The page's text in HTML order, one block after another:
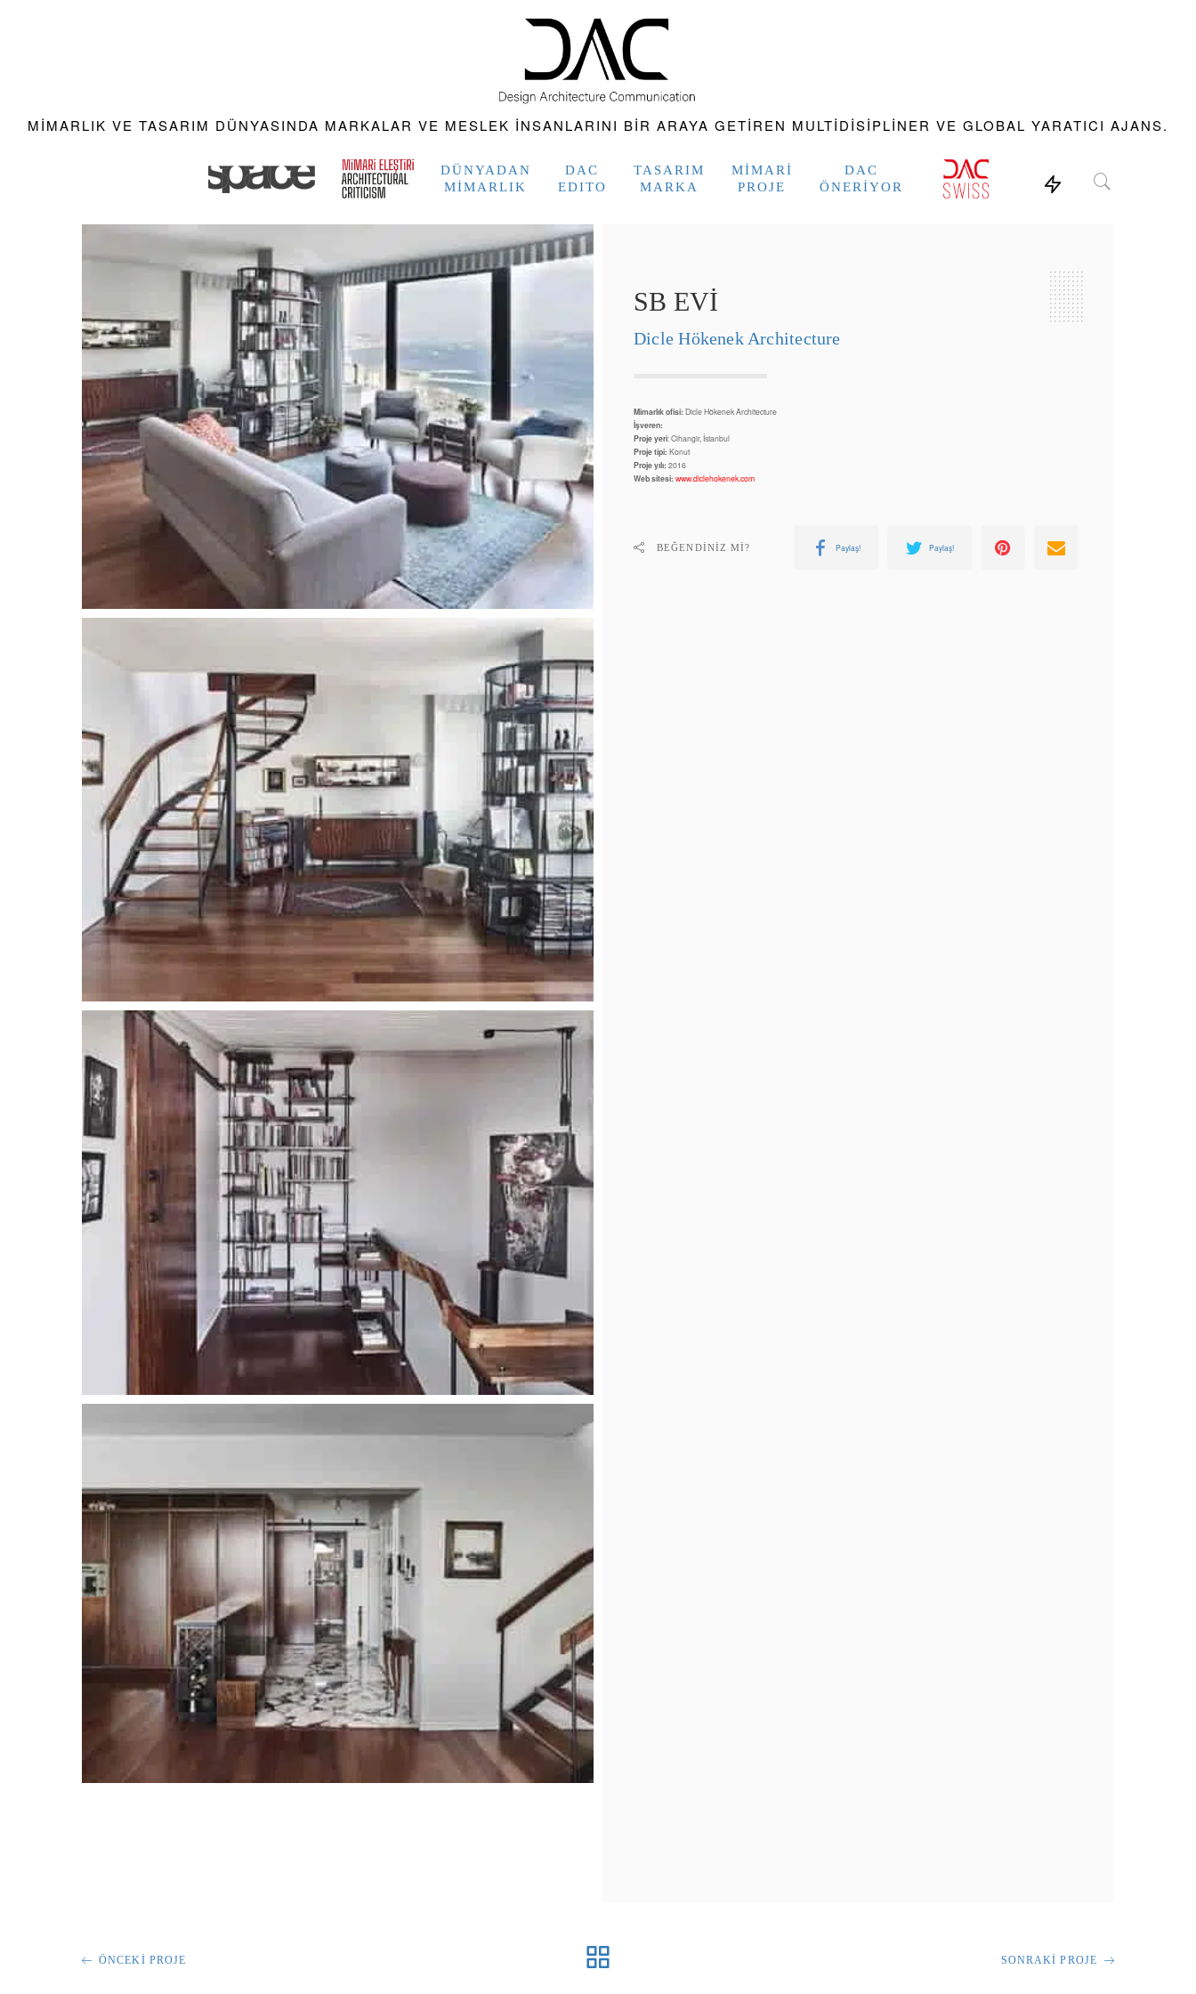
MIMARLIK VE TASARIM DÜNYASINDA MARKALAR VE MESLEK INSANLARINI BIR ARAYA GETIREN MULTIDISIPLINER VE GLOBAL YARATICI AJANS.
DÜNYADAN
MIMARLIK
DAC
EDITO
TASARIM
MARKA
MIMARI
PROJE
DAC
ÖNERIYOR
SB EVİ
Dicle Hökenek Architecture
Mimarlık ofisi: Dicle Hökenek Architecture
İşveren:
Proje yeri: Cihangir, İstanbul
Proje tipi: Konut
Proje yılı: 2016
Web sitesi: www.diclehokenek.com
BEĞENDINIZ MI? Paylaş! Paylaş!
ÖNCEKI PROJE SONRAKI PROJE